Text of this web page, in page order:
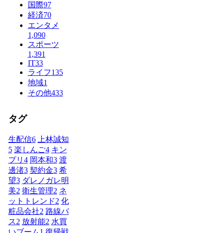
国際97
経済70
エンタメ
1,090
スポーツ
1,391
IT33
ライフ135
地域1
その他433
タグ
生配信6
上林誠知
5 楽しんご4 キン
プリ 4 岡本和3 渡
邊渚3 契約金3 希
望3 ダレノガレ明
美2 衛生管理2 ネ
ットトレンド2 化
粧品会社2 路線バ
ス2 放射能2 水買